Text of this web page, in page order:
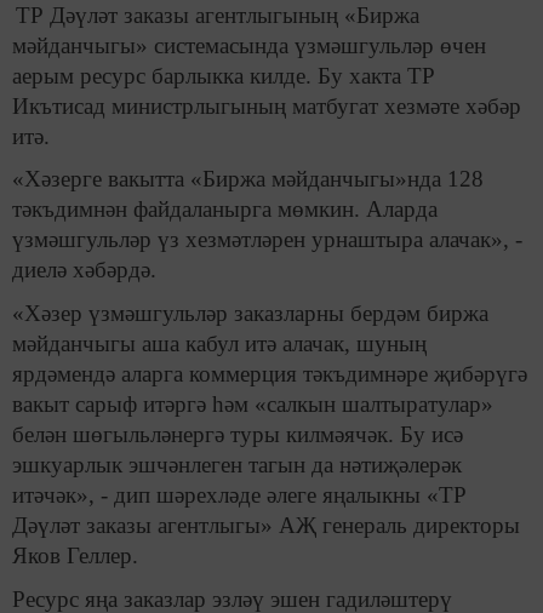
ТР Дәүләт заказы агентлыгының «Биржа
мәйданчыгы» системасында үзмәшгульләр өчен
аерым ресурс барлыкка килде. Бу хакта ТР
Икътисад министрлыгының матбугат хезмәте хәбәр
итә.
«Хәзерге вакытта «Биржа мәйданчыгы»нда 128
тәкъдимнән файдаланырга мөмкин. Аларда
үзмәшгульләр үз хезмәтләрен урнаштыра алачак», -
диелә хәбәрдә.
«Хәзер үзмәшгульләр заказларны бердәм биржа
мәйданчыгы аша кабул итә алачак, шуның
ярдәмендә аларга коммерция тәкъдимнәре җибәрүгә
вакыт сарыф итәргә һәм «салкын шалтыратулар»
белән шөгыльләнергә туры килмәячәк. Бу исә
эшкуарлык эшчәнлеген тагын да нәтиҗәлерәк
итәчәк», - дип шәрехләде әлеге яңалыкны «ТР
Дәүләт заказы агентлыгы» АҖ генераль директоры
Яков Геллер.
Ресурс яңа заказлар эзләү эшен гадиләштерү